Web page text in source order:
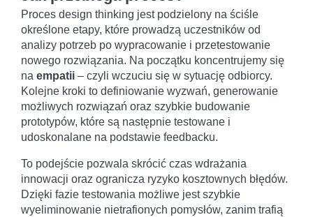
Proces design thinking jest podzielony na ściśle
określone etapy, które prowadzą uczestników od
analizy potrzeb po wypracowanie i przetestowanie
nowego rozwiązania. Na początku koncentrujemy się
na empatii – czyli wczuciu się w sytuację odbiorcy.
Kolejne kroki to definiowanie wyzwań, generowanie
możliwych rozwiązań oraz szybkie budowanie
prototypów, które są następnie testowane i
udoskonalane na podstawie feedbacku.
To podejście pozwala skrócić czas wdrażania
innowacji oraz ogranicza ryzyko kosztownych błędów.
Dzięki fazie testowania możliwe jest szybkie
wyeliminowanie nietrafionych pomysłów, zanim trafią